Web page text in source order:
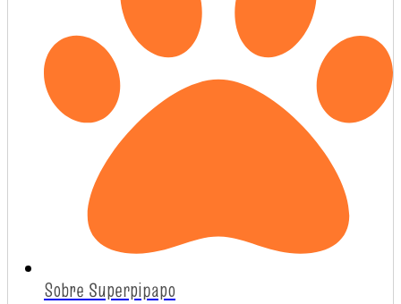
Sobre Superpipapo